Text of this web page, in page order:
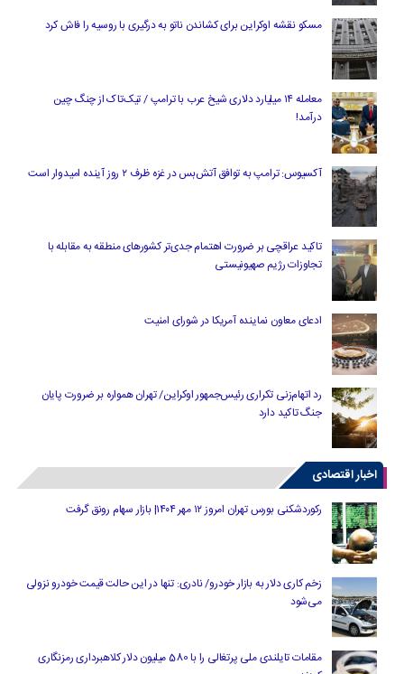
مسکو نقشه اوکراین برای کشاندن ناتو به درگیری با روسیه را فاش کرد
معامله ۱۴ میلیارد دلاری شیخ عرب با ترامپ / تیک‌تاک از چنگ چین
درآمد!
آکسیوس: ترامپ به توافق آتش‌بس در غزه ظرف ۲ روز آینده امیدوار است
تاکید عراقچی بر ضرورت اهتمام جدی‌تر کشورهای منطقه به مقابله با
تجاوزات رژیم صهیونیستی
ادعای معاون نماینده آمریکا در شورای امنیت
رد اتهام‌زنی تکراری رئیس‌جمهور اوکراین/ تهران همواره بر ضرورت پایان
جنگ تاکید دارد
اخبار اقتصادی
رکوردشکنی بورس تهران امروز ۱۲ مهر ۱۴۰۴| بازار سهام رونق گرفت
زخم کاری دلار به بازار خودرو/ نادری: تنها در این حالت قیمت خودرو نزولی
می‌شود
مقامات تایلندی ملی پرتغالی را با 580 میلیون دلار کلاهبرداری رمزنگاری